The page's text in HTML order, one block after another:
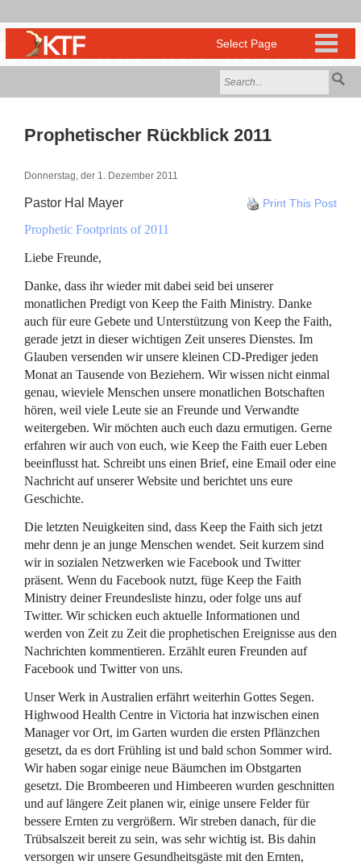
Prophetischer Rückblick 2011
Donnerstag, der 1. Dezember 2011
Print This Post
Pastor Hal Mayer
Prophetic Footprints of 2011
Liebe Freunde,
Danke, dass ihr wieder mit dabei seid bei unserer
monatlichen Predigt von Keep the Faith Ministry. Danke
auch für eure Gebete und Unterstützung von Keep the Faith,
gerade jetzt in dieser wichtigen Zeit unseres Dienstes. Im
Glauben versenden wir unsere kleinen CD-Prediger jeden
Monat an Tausende von Beziehern. Wir wissen nicht einmal
genau, wieviele Menschen unsere monatlichen Botschaften
hören, weil viele Leute sie an Freunde und Verwandte
weitergeben. Wir möchten auch euch dazu ermutigen. Gerne
erfahren wir auch von euch, wie Keep the Faith euer Leben
beeinflusst hat. Schreibt uns einen Brief, eine Email oder eine
Nachricht auf unserer Website und berichtet uns eure
Geschichte.
Die letzten Neuigkeiten sind, dass Keep the Faith sich jetzt
mehr denn je an junge Menschen wendet. Seit kurzem sind
wir in sozialen Netzwerken wie Facebook und Twitter
präsent. Wenn du Facebook nutzt, füge Keep the Faith
Ministry deiner Freundesliste hinzu, oder folge uns auf
Twitter. Wir schicken euch aktuelle Informationen und
werden von Zeit zu Zeit die prophetischen Ereignisse aus den
Nachrichten kommentieren. Erzählt euren Freunden auf
Facebook und Twitter von uns.
Unser Werk in Australien erfährt weiterhin Gottes Segen.
Highwood Health Centre in Victoria hat inzwischen einen
Manager vor Ort, im Garten wurden die ersten Pflänzchen
gesetzt, da es dort Frühling ist und bald schon Sommer wird.
Wir haben sogar einige neue Bäumchen im Obstgarten
gesetzt. Die Brombeeren und Himbeeren wurden geschnitten
und auf längere Zeit planen wir, einige unsere Felder für
bessere Ernten zu vergrößern. Wir streben danach, für die
Trübsalszeit bereit zu sein, was sehr wichtig ist. Bis dahin
versorgen wir unsere Gesundheitsgäste mit den Ernten,